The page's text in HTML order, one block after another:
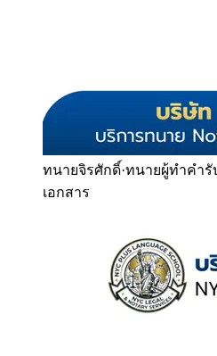
ทนายจิรศักดิ์·ทนายผู้ทำคำรั
เอกสาร